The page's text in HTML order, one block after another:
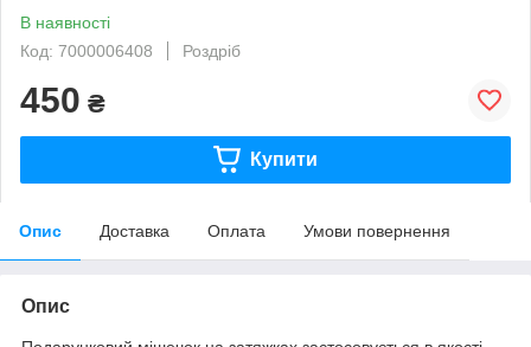
В наявності
Код: 7000006408
Роздріб
450 ₴
Купити
Опис Доставка Оплата Умови повернення
Опис